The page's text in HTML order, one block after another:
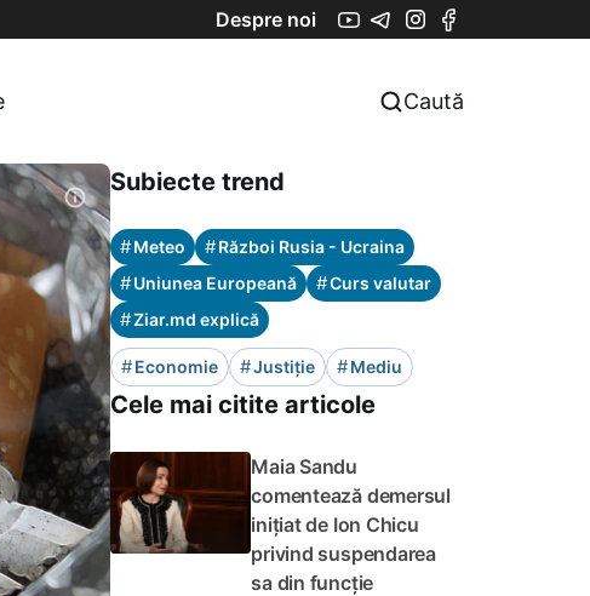
Despre noi
Caută
Subiecte trend
#Meteo #Război Rusia - Ucraina
#Uniunea Europeană #Curs valutar
#Ziar.md explică
#Economie #Justiție #Mediu
Cele mai citite articole
Maia Sandu
comentează demersul
inițiat de Ion Chicu
privind suspendarea
sa din funcție